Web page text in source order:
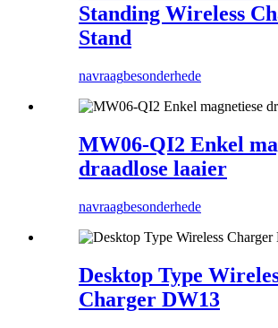
Standing Wireless
Stand
navraagbesonderhede
MW06-QI2 Enkel
draadlose laaier
navraagbesonderhede
Desktop Type
Charger DW13